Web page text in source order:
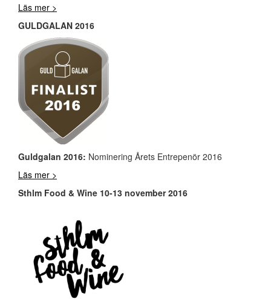
Läs mer >
GULDGALAN 2016
Guldgalan 2016: Nominering Årets Entrepenör 2016
Läs mer >
Sthlm Food & Wine 10-13 november 2016